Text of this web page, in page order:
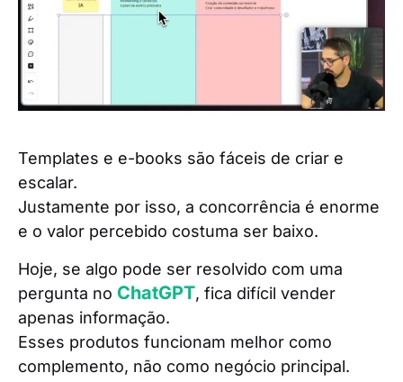
Templates e e-books são fáceis de criar e
escalar.
Justamente por isso, a concorrência é enorme
e o valor percebido costuma ser baixo.
Hoje, se algo pode ser resolvido com uma
pergunta no ChatGPT, fica difícil vender
apenas informação.
Esses produtos funcionam melhor como
complemento, não como negócio principal.